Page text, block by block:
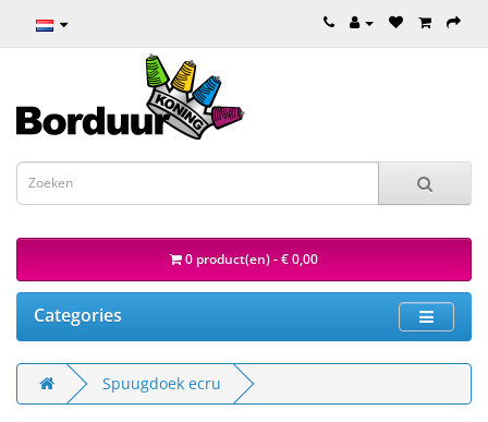
0 product(en) - € 0,00
Categories
Spuugdoek ecru